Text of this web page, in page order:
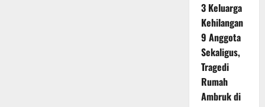
3 Keluarga
Kehilangan
9 Anggota
Sekaligus,
Tragedi
Rumah
Ambruk di